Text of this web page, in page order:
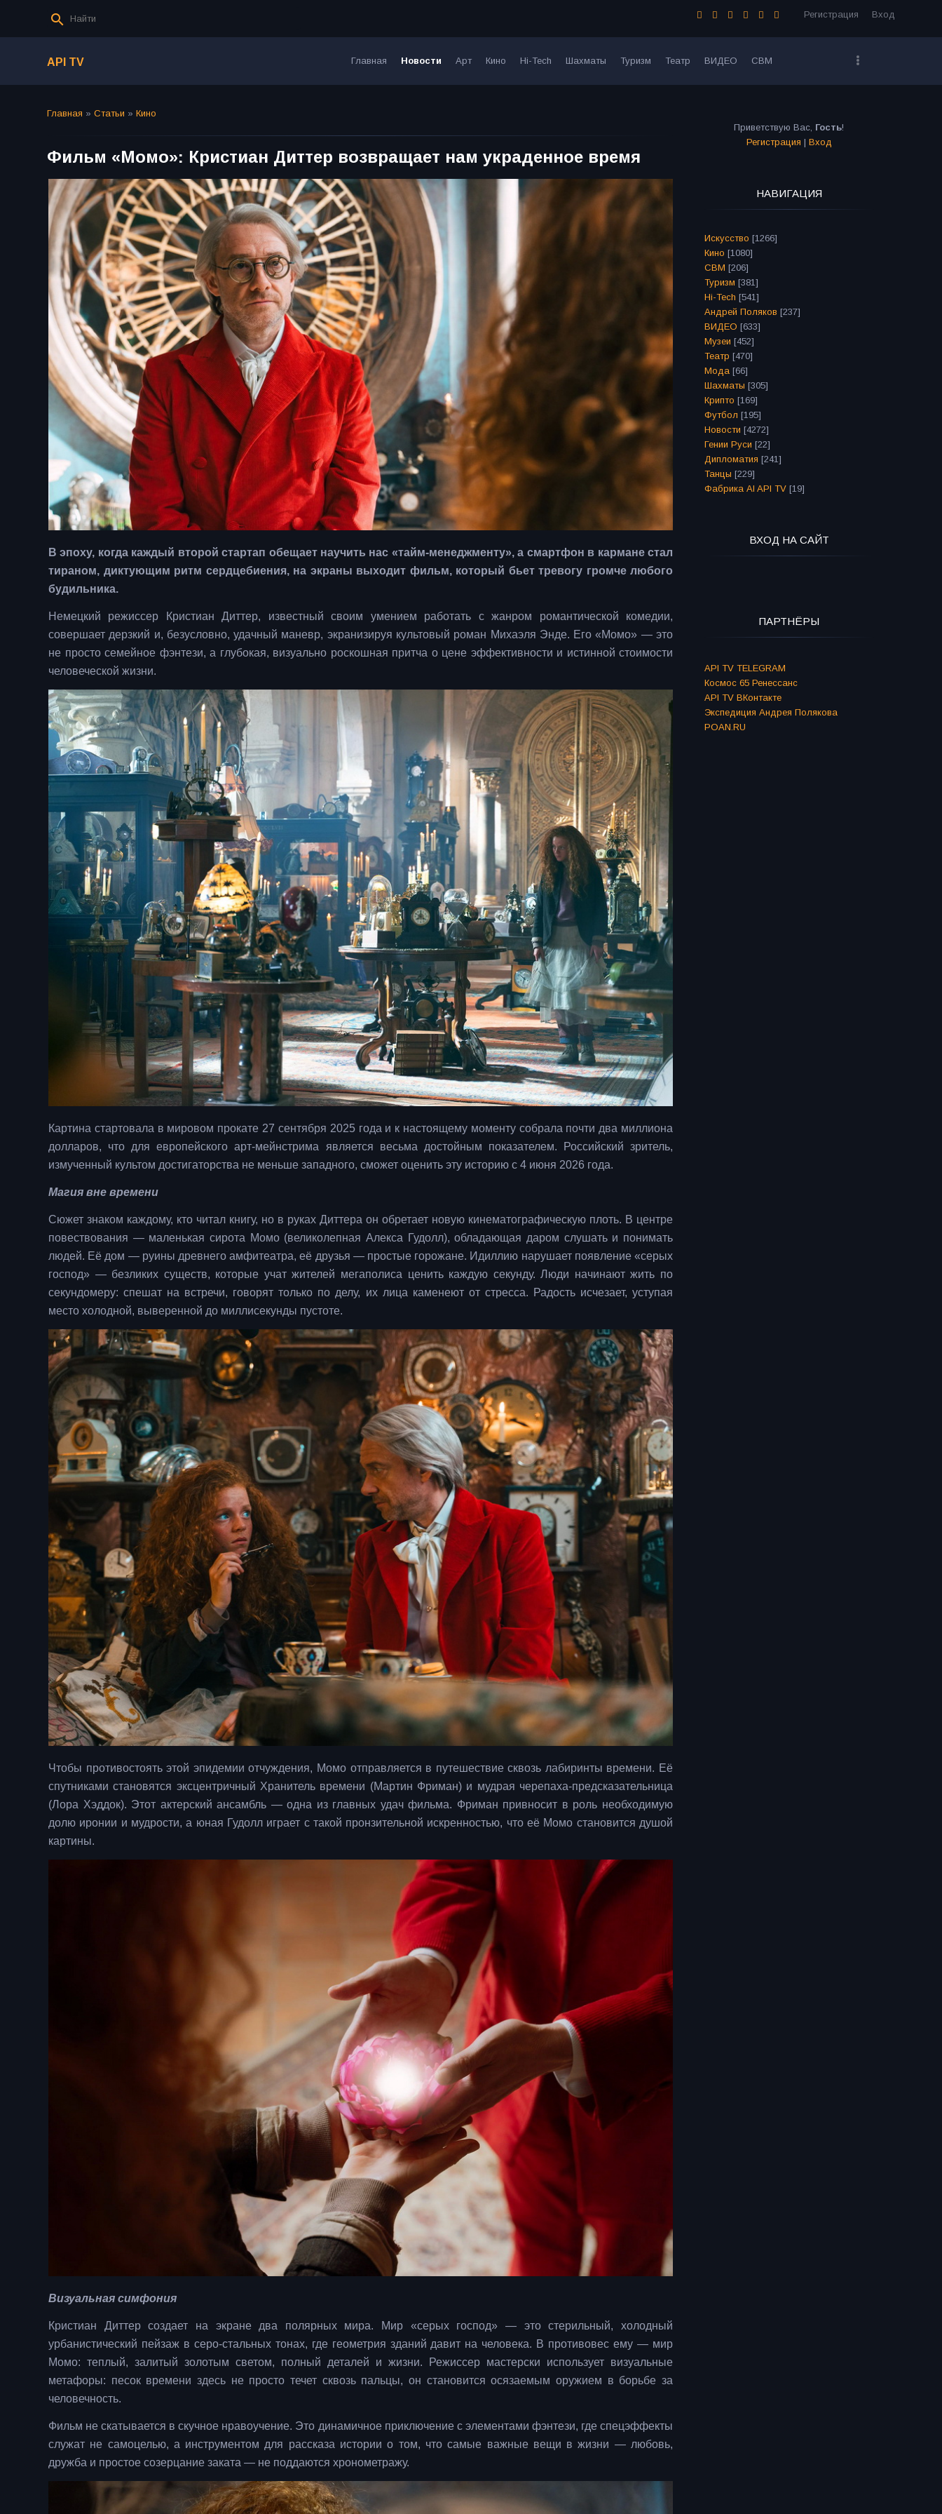
Регистрация Вход
API TV Главная Новости Арт Кино Hi-Tech Шахматы Туризм Театр ВИДЕО СВМ
Главная » Статьи » Кино
Фильм «Момо»: Кристиан Диттер возвращает нам украденное время
В эпоху, когда каждый второй стартап обещает научить нас «тайм-менеджменту», а смартфон в кармане стал
тираном, диктующим ритм сердцебиения, на экраны выходит фильм, который бьет тревогу громче любого
будильника.
Немецкий режиссер Кристиан Диттер, известный своим умением работать с жанром романтической комедии,
совершает дерзкий и, безусловно, удачный маневр, экранизируя культовый роман Михаэля Энде. Его «Момо» — это
не просто семейное фэнтези, а глубокая, визуально роскошная притча о цене эффективности и истинной стоимости
человеческой жизни.
Картина стартовала в мировом прокате 27 сентября 2025 года и к настоящему моменту собрала почти два миллиона
долларов, что для европейского арт-мейнстрима является весьма достойным показателем. Российский зритель,
измученный культом достигаторства не меньше западного, сможет оценить эту историю с 4 июня 2026 года.
Магия вне времени
Сюжет знаком каждому, кто читал книгу, но в руках Диттера он обретает новую кинематографическую плоть. В центре
повествования — маленькая сирота Момо (великолепная Алекса Гудолл), обладающая даром слушать и понимать
людей. Её дом — руины древнего амфитеатра, её друзья — простые горожане. Идиллию нарушает появление «серых
господ» — безликих существ, которые учат жителей мегаполиса ценить каждую секунду. Люди начинают жить по
секундомеру: спешат на встречи, говорят только по делу, их лица каменеют от стресса. Радость исчезает, уступая
место холодной, выверенной до миллисекунды пустоте.
Чтобы противостоять этой эпидемии отчуждения, Момо отправляется в путешествие сквозь лабиринты времени. Её
спутниками становятся эксцентричный Хранитель времени (Мартин Фриман) и мудрая черепаха-предсказательница
(Лора Хэддок). Этот актерский ансамбль — одна из главных удач фильма. Фриман привносит в роль необходимую
долю иронии и мудрости, а юная Гудолл играет с такой пронзительной искренностью, что её Момо становится душой
картины.
Визуальная симфония
Кристиан Диттер создает на экране два полярных мира. Мир «серых господ» — это стерильный, холодный
урбанистический пейзаж в серо-стальных тонах, где геометрия зданий давит на человека. В противовес ему — мир
Момо: теплый, залитый золотым светом, полный деталей и жизни. Режиссер мастерски использует визуальные
метафоры: песок времени здесь не просто течет сквозь пальцы, он становится осязаемым оружием в борьбе за
человечность.
Фильм не скатывается в скучное нравоучение. Это динамичное приключение с элементами фэнтези, где спецэффекты
служат не самоцелью, а инструментом для рассказа истории о том, что самые важные вещи в жизни — любовь,
дружба и простое созерцание заката — не поддаются хронометражу.
Приветствую Вас, Гость!
Регистрация | Вход
НАВИГАЦИЯ
Искусство [1266]
Кино [1080]
СВМ [206]
Туризм [381]
Hi-Tech [541]
Андрей Поляков [237]
ВИДЕО [633]
Музеи [452]
Театр [470]
Мода [66]
Шахматы [305]
Крипто [169]
Футбол [195]
Новости [4272]
Гении Руси [22]
Дипломатия [241]
Танцы [229]
Фабрика AI API TV [19]
ВХОД НА САЙТ
ПАРТНЁРЫ
API TV TELEGRAM
Космос 65 Ренессанс
API TV ВКонтакте
Экспедиция Андрея Полякова
POAN.RU